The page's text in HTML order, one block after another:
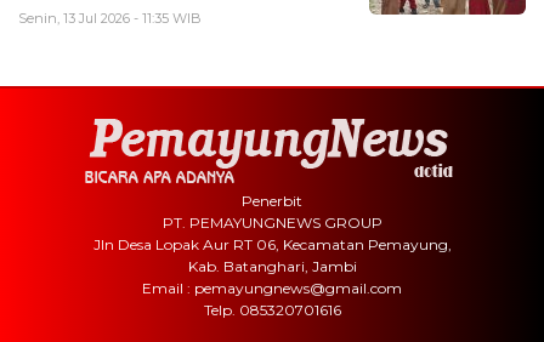
Senin, 13 Jul 2026 - 11:35 WIB
Penerbit
PT. PEMAYUNGNEWS GROUP
Jln Desa Lopak Aur RT 06, Kecamatan Pemayung,
Kab. Batanghari, Jambi
Email : pemayungnews@gmail.com
Telp. 085320701616